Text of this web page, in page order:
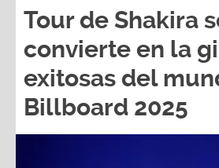
Tour de Shakira
convierte en la
exitosas del
Billboard 2025